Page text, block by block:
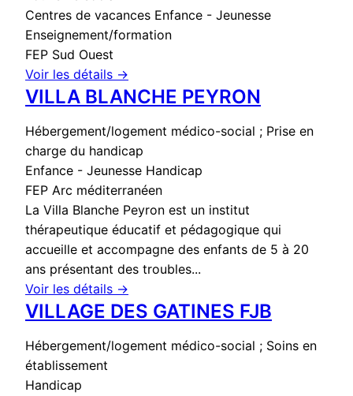
Centres de vacances Enfance - Jeunesse
Enseignement/formation
FEP Sud Ouest
Voir les détails →
VILLA BLANCHE PEYRON
Hébergement/logement médico-social ; Prise en
charge du handicap
Enfance - Jeunesse Handicap
FEP Arc méditerranéen
La Villa Blanche Peyron est un institut
thérapeutique éducatif et pédagogique qui
accueille et accompagne des enfants de 5 à 20
ans présentant des troubles...
Voir les détails →
VILLAGE DES GATINES FJB
Hébergement/logement médico-social ; Soins en
établissement
Handicap